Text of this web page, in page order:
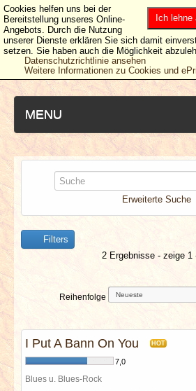
MENU
NEUESTE ARTIKEL
NEWS & DATES
BERICHTE
VERLOSUNGEN
SPECIALS
Erweiterte Suche
Filters
2 Ergebnisse - zeige 1
Reihenfolge
I Put A Bann On You HOT
7,0
Blues u. Blues-Rock
Ich lehne
Cookies helfen uns bei der
Bereitstellung unseres Online-
Angebots. Durch die Nutzung
unserer Dienste erklären Sie sich damit
setzen. Sie haben auch die Möglichkeit
Datenschutzrichtlinie ansehen
Weitere Informationen zu Cookies und